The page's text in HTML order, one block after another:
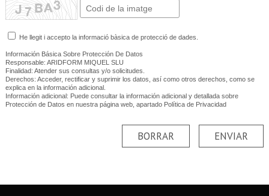
He llegit i accepto la informació bàsica de protecció de dades.
Información Básica Sobre Protección De Datos
Responsable: ARIDFORM MIQUEL SLU
Finalidad: Atender sus consultas y/o solicitudes.
Derechos: Acceder, rectificar y suprimir los datos, así como otros derechos, como se
explica en la información adicional.
Información adicional: Puede consultar la información adicional y detallada sobre
Protección de Datos en nuestra página web, apartado Política de Privacidad
ENVIAR
BORRAR